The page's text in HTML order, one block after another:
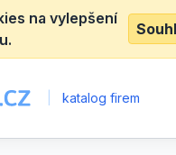
na vylepšení
katalog firem